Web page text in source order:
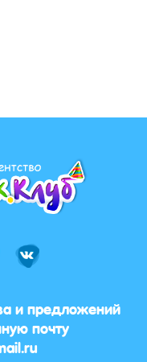
и предложений
почту